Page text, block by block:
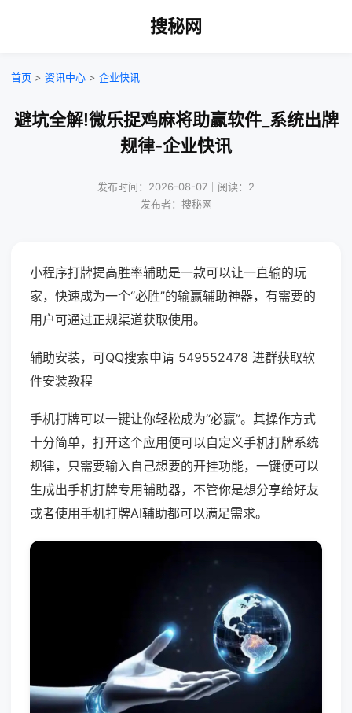
搜秘网
首页 > 资讯中心 > 企业快讯
避坑全解!微乐捉鸡麻将助赢软件_系统出牌
规律-企业快讯
发布时间：2026-08-07｜阅读：2
发布者：搜秘网
小程序打牌提高胜率辅助是一款可以让一直输的玩
家，快速成为一个“必胜”的输赢辅助神器，有需要的
用户可通过正规渠道获取使用。
辅助安装，可QQ搜索申请 549552478 进群获取软
件安装教程
手机打牌可以一键让你轻松成为“必赢”。其操作方式
十分简单，打开这个应用便可以自定义手机打牌系统
规律，只需要输入自己想要的开挂功能，一键便可以
生成出手机打牌专用辅助器，不管你是想分享给好友
或者使用手机打牌AI辅助都可以满足需求。